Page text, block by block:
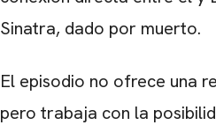
Sinatra, dado por muerto.
El episodio no ofrece una
pero trabaja con la
CARREGANDO